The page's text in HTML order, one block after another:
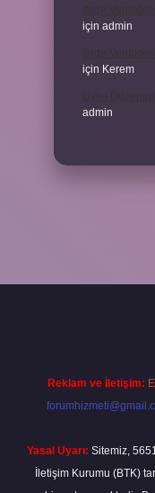
için admin
için Kerem
admin
Reklam ve İletişim:
Yasal Uyarı: Sitemiz,
İletişim Kurumu (BTK)